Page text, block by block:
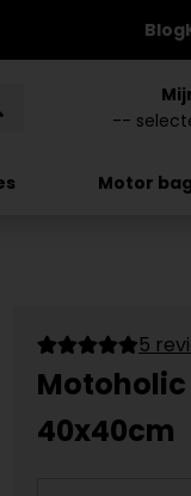
Blog
Motor
5
40x40cm